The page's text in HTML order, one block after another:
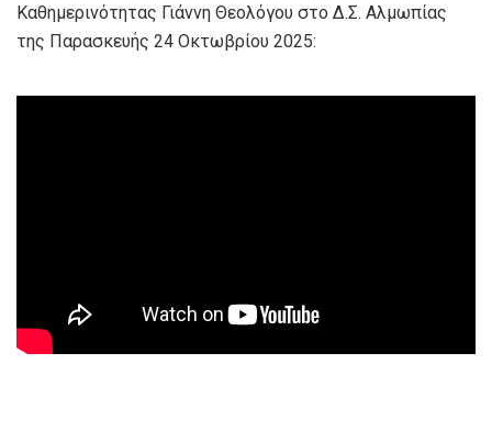
Καθημερινότητας Γιάννη Θεολόγου στο Δ.Σ. Αλμωπίας
της Παρασκευής 24 Οκτωβρίου 2025: